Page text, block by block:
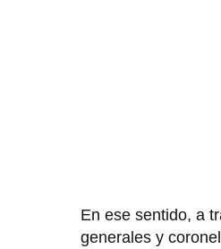
En ese sentido, a
generales y